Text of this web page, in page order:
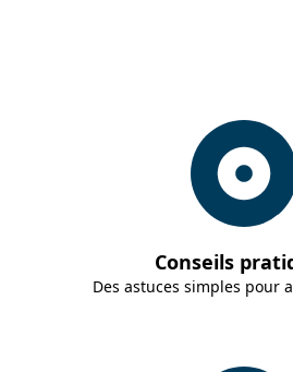
Conseils
Des astuces simples pour